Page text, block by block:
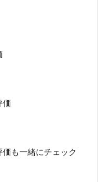
価
も一緒にチェック